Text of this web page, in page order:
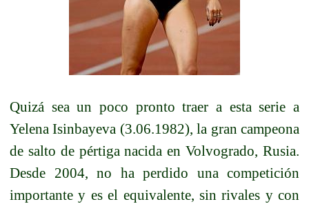
Quizá sea un poco pronto traer a esta serie a
Yelena Isinbayeva (3.06.1982), la gran campeona
de salto de pértiga nacida en Volvogrado, Rusia.
Desde 2004, no ha perdido una competición
importante y es el equivalente, sin rivales y con